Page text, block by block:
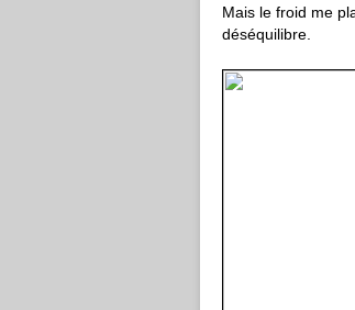
Mais le froid me
déséquilibre.